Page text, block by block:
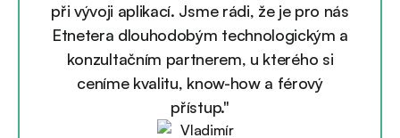
při vývoji aplikací. Jsme rádi, že je pro nás
Etnetera dlouhodobým technologickým a
konzultačním partnerem, u kterého si
ceníme kvalitu, know-how a férový
přístup."